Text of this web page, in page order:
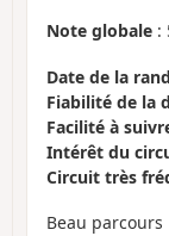
Note globale :
Date de la
Fiabilité de la
Facilité à
Intérêt du
Circuit très
Beau parcours